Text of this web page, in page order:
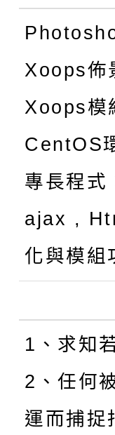
Xoops佈
Xoops模
CentOS
專長程
ajax ,
化與模組
1、求知
2、任何
運而捕捉